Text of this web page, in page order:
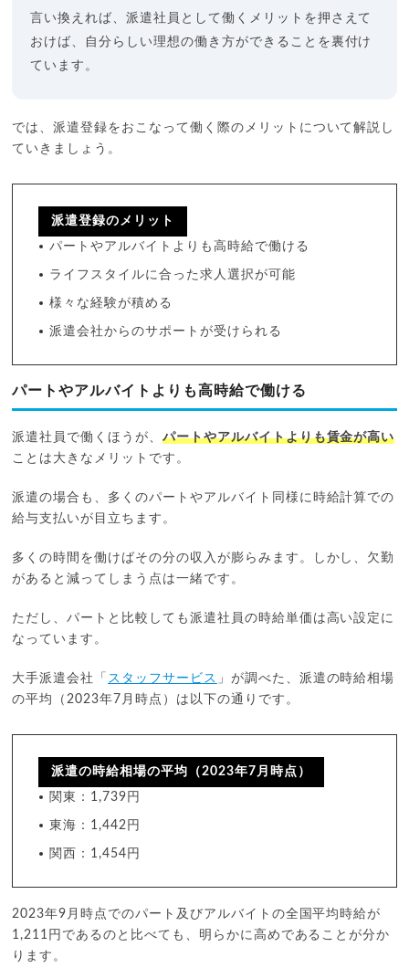
言い換えれば、派遣社員として働くメリットを押さえて
おけば、自分らしい理想の働き方ができることを裏付け
ています。
では、派遣登録をおこなって働く際のメリットについて解説し
ていきましょう。
派遣登録のメリット
パートやアルバイトよりも高時給で働ける
ライフスタイルに合った求人選択が可能
様々な経験が積める
派遣会社からのサポートが受けられる
パートやアルバイトよりも高時給で働ける
派遣社員で働くほうが、 パートやアルバイトよりも賃金が高い
ことは大きなメリットです。
派遣の場合も、多くのパートやアルバイト同様に時給計算での
給与支払いが目立ちます。
多くの時間を働けばその分の収入が膨らみます。しかし、欠勤
があると減ってしまう点は一緒です。
ただし、パートと比較しても派遣社員の時給単価は高い設定に
なっています。
大手派遣会社「 スタッフサービス 」が調べた、派遣の時給相場
の平均（2023年7月時点）は以下の通りです。
派遣の時給相場の平均（2023年7月時点）
関東：1,739円
東海：1,442円
関西：1,454円
2023年9月時点でのパート及びアルバイトの全国平均時給が
1,211円であるのと比べても、明らかに高めであることが分か
ります。